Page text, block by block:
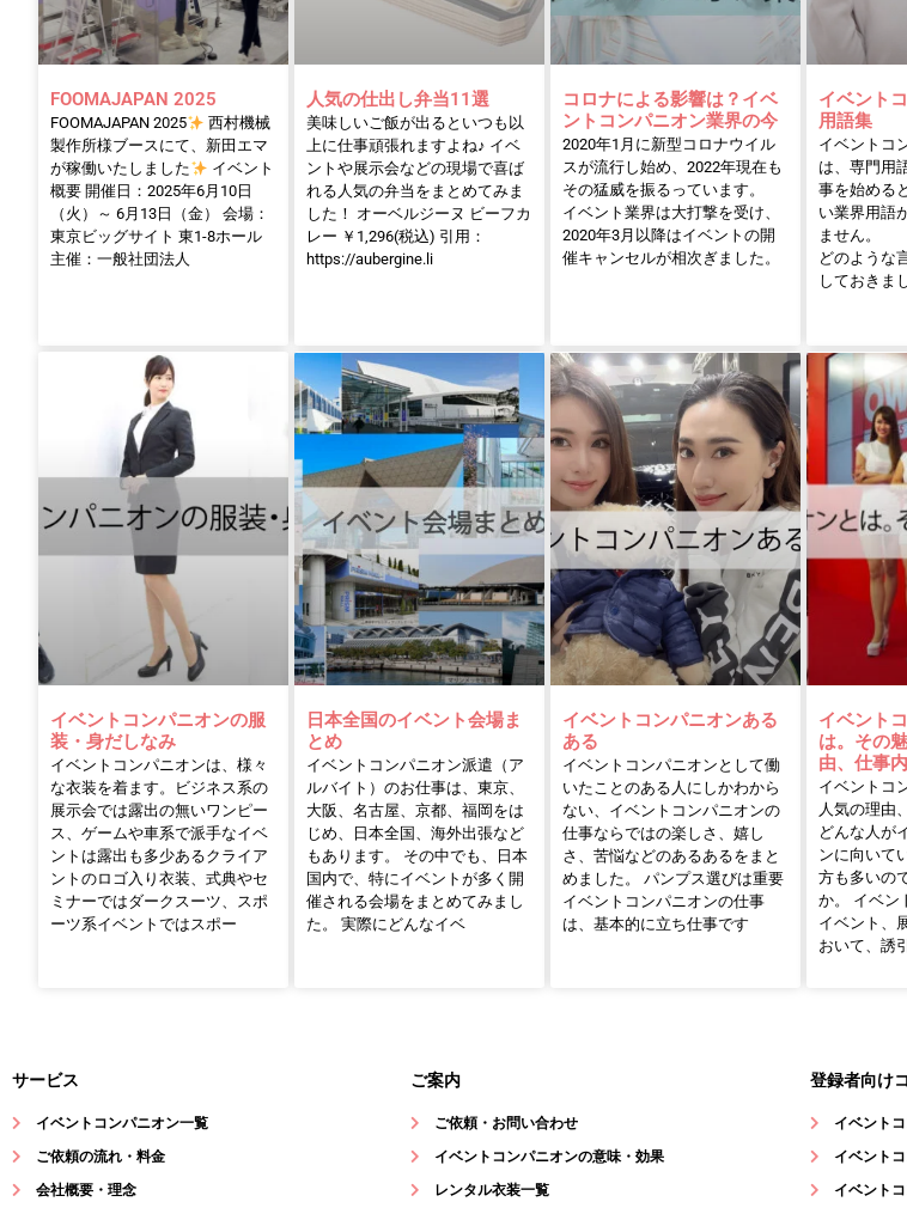
FOOMAJAPAN 2025
FOOMAJAPAN 2025
西村機械
製作所様ブースにて、新田エマ
が稼働いたしました
イベント
概要 開催日：2025年6月10日
（火）～ 6月13日（金） 会場：
東京ビッグサイト 東1-8ホール
主催：一般社団法人
人気の仕出し弁当11選
美味しいご飯が出るといつも以
上に仕事頑張れますよね♪ イベ
ントや展示会などの現場で喜ば
れる人気の弁当をまとめてみま
した！ オーベルジーヌ ビーフカ
レー ￥1,296(税込) 引用：
https://aubergine.li
コロナによる影響は？イベ
ントコンパニオン業界の今
2020年1月に新型コロナウイル
スが流行し始め、2022年現在も
その猛威を振るっています。
イベント業界は大打撃を受け、
2020年3月以降はイベントの開
催キャンセルが相次ぎました。
イベント
用語集
イベントコ
は、専門用
事を始める
い業界用語
ません。
どのような
しておきま
イベントコンパニオンの服
装・身だしなみ
イベントコンパニオンは、様々
な衣装を着ます。ビジネス系の
展示会では露出の無いワンピー
ス、ゲームや車系で派手なイベ
ントは露出も多少あるクライア
ントのロゴ入り衣装、式典やセ
ミナーではダークスーツ、スポ
ーツ系イベントではスポー
日本全国のイベント会場ま
とめ
イベントコンパニオン派遣（ア
ルバイト）のお仕事は、東京、
大阪、名古屋、京都、福岡をは
じめ、日本全国、海外出張など
もあります。 その中でも、日本
国内で、特にイベントが多く開
催される会場をまとめてみまし
た。 実際にどんなイベ
イベントコンパニオンある
ある
イベントコンパニオンとして働
いたことのある人にしかわから
ない、イベントコンパニオンの
仕事ならではの楽しさ、嬉し
さ、苦悩などのあるあるをまと
めました。 パンプス選びは重要
イベントコンパニオンの仕事
は、基本的に立ち仕事です
イベント
は。その
由、仕事内
イベントコ
人気の理由
どんな人が
ンに向いて
方も多いの
か。 イベン
イベント、
おいて、誘
サービス
イベントコンパニオン一覧
ご依頼の流れ・料金
会社概要・理念
ご案内
ご依頼・お問い合わせ
イベントコンパニオンの意味・効果
レンタル衣装一覧
登録者向け
イベント
イベント
イベント